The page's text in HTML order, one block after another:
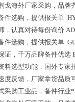
戈海外厂家采购 ，品牌
件选购 ，提供报关单
，认真对待每份询价
件选购 ，提供报关单
证 ，千万品牌备件优选
料选型功能，国外专家
度反馈，厂家拿货品质
采购工业品 ， 备件行业*